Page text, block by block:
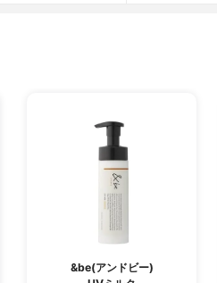
&be(アンドビー)